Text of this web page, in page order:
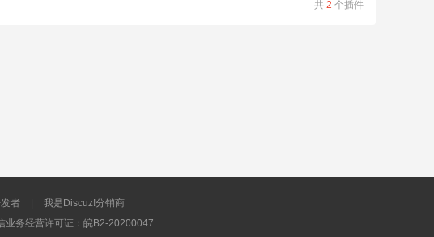
共 2 个插件
者
我是Discuz!分销商
业务经营许可证：皖B2-20200047